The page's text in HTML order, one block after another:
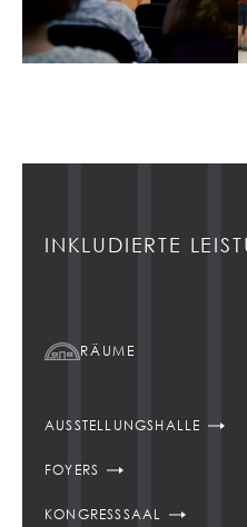
INKLUDIERTE
RÄUME
AUSSTELLUNGSHALLE
FOYERS
KONGRESSSAAL